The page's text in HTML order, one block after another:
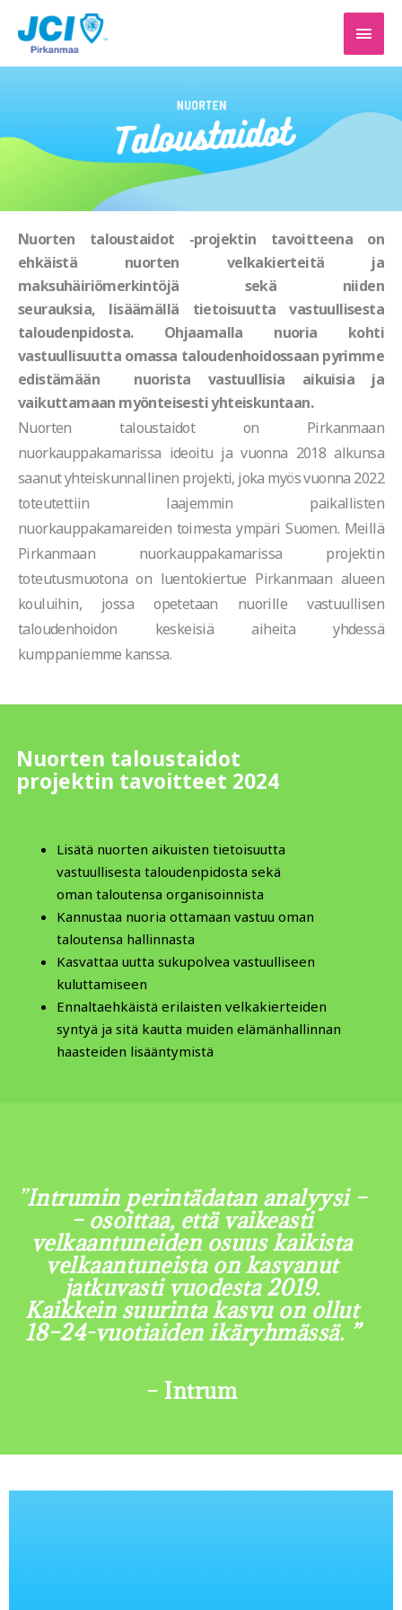
sisältöön
Nuorten taloustaidot -projektin tavoitteena on
ehkäistä nuorten velkakierteitä ja
maksuhäiriömerkintöjä sekä niiden
seurauksia, lisäämällä tietoisuutta vastuullisesta
taloudenpidosta. Ohjaamalla nuoria kohti
vastuullisuutta omassa taloudenhoidossaan pyrimme
edistämään nuorista vastuullisia aikuisia ja
vaikuttamaan myönteisesti yhteiskuntaan.
Nuorten taloustaidot on Pirkanmaan
nuorkauppakamarissa ideoitu ja vuonna 2018 alkunsa
saanut yhteiskunnallinen projekti, joka myös vuonna 2022
toteutettiin laajemmin paikallisten
nuorkauppakamareiden toimesta ympäri Suomen. Meillä
Pirkanmaan nuorkauppakamarissa projektin
toteutusmuotona on luentokiertue Pirkanmaan alueen
kouluihin, jossa opetetaan nuorille vastuullisen
taloudenhoidon keskeisiä aiheita yhdessä
kumppaniemme kanssa.
Nuorten taloustaidot
projektin tavoitteet 2024
Lisätä nuorten aikuisten tietoisuutta
vastuullisesta taloudenpidosta sekä
oman taloutensa organisoinnista
Kannustaa nuoria ottamaan vastuu oman
taloutensa hallinnasta
Kasvattaa uutta sukupolvea vastuulliseen
kuluttamiseen
Ennaltaehkäistä erilaisten velkakierteiden
syntyä ja sitä kautta muiden elämänhallinnan
haasteiden lisääntymistä
”Intrumin perintädatan analyysi –
– osoittaa, että vaikeasti
velkaantuneiden osuus kaikista
velkaantuneista on kasvanut
jatkuvasti vuodesta 2019.
Kaikkein suurinta kasvu on ollut
18–24-vuotiaiden ikäryhmässä. ”
– Intrum